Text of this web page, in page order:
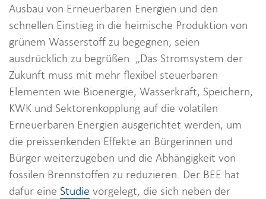
Ausbau von Erneuerbaren Energien und den
schnellen Einstieg in die heimische Produktion von
grünem Wasserstoff zu begegnen, seien
ausdrücklich zu begrüßen. „Das Stromsystem der
Zukunft muss mit mehr flexibel steuerbaren
Elementen wie Bioenergie, Wasserkraft, Speichern,
KWK und Sektorenkopplung auf die volatilen
Erneuerbaren Energien ausgerichtet werden, um
die preissenkenden Effekte an Bürgerinnen und
Bürger weiterzugeben und die Abhängigkeit von
fossilen Brennstoffen zu reduzieren. Der BEE hat
dafür eine Studie vorgelegt, die sich neben der